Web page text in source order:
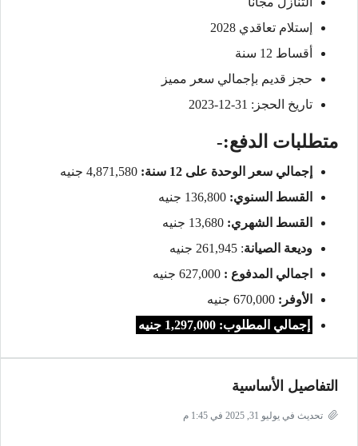
إستلام تعاقدي 2028
أقساط 12 سنة
حجز قديم بإجمالي سعر مميز
تاريخ الحجز: 31-12-2023
متطلبات الدفع:-
إجمالي سعر الوحدة على 12 سنة:
القسط السنوي:
القسط الشهري:
وديعة الصيانة: 261,945 جنيه
اجمالي المدفوع :
الأوفر: 670,000 جنيه
إجمالي المطلوب: 1,297,000 جنيه
التفاصيل الأساسية
تحديث في يوليو 31, 2025 في 1:45 م